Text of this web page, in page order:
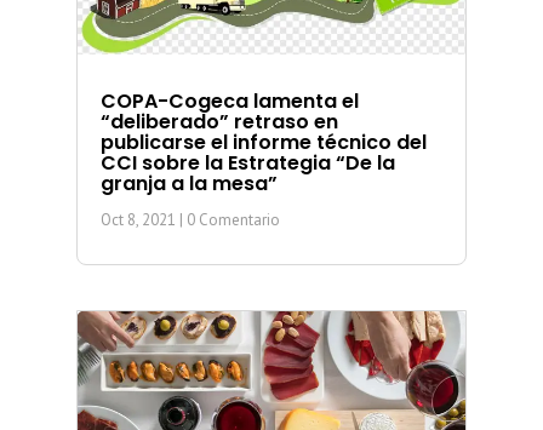
COPA-Cogeca lamenta el
“deliberado” retraso en
publicarse el informe técnico del
CCI sobre la Estrategia “De la
granja a la mesa”
Oct 8, 2021 | 0 Comentario